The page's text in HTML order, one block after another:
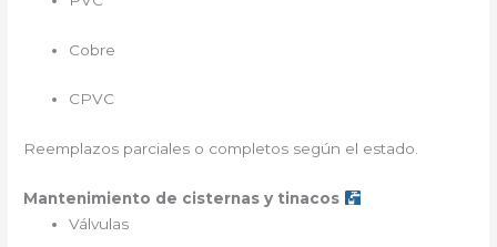
Cobre
CPVC
Reemplazos parciales o completos según el estado.
Mantenimiento de cisternas y tinacos
Válvulas